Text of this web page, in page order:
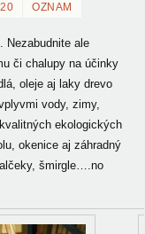
OZNAM
Nezabudnite ale
či chalupy na účinky
oleje aj laky drevo
vody, zimy,
ekologických
okenice aj záhradný
šmirgle….no